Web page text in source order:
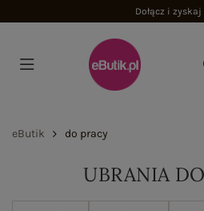
Dołącz i zyskaj
eButik do pracy
UBRANIA